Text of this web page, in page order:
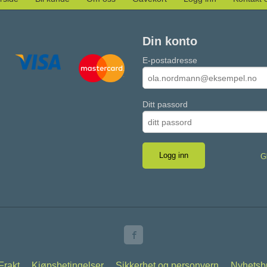
Din konto
E-postadresse
Ditt passord